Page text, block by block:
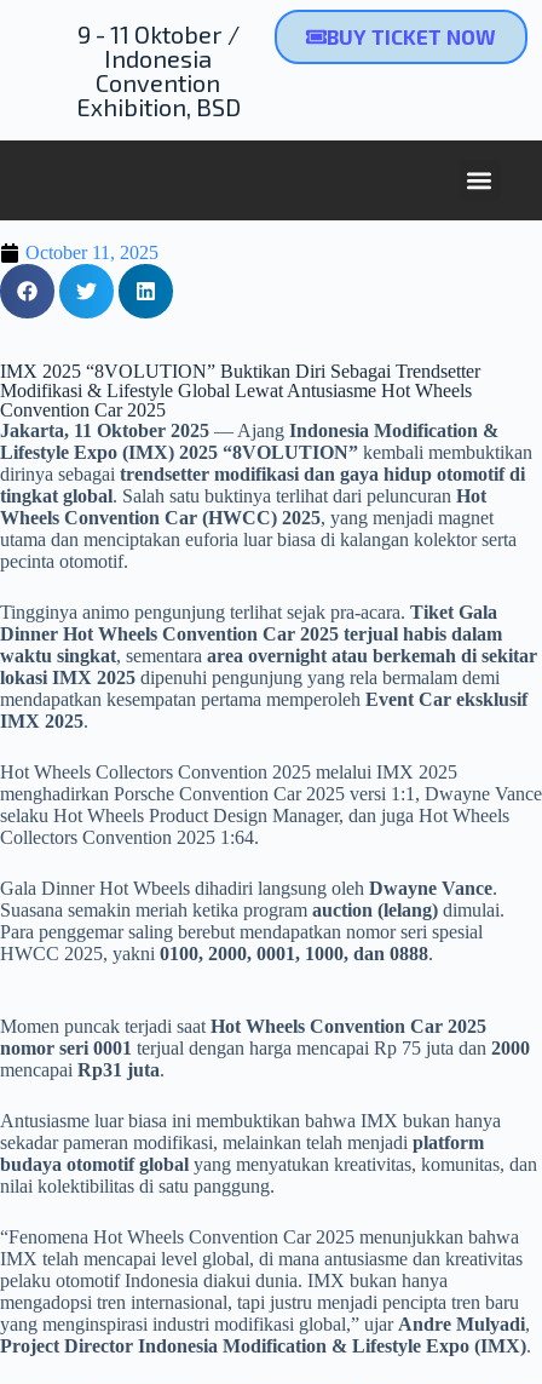
9 - 11 Oktober /
Indonesia
Convention
Exhibition, BSD
BUY TICKET NOW
October 11, 2025
IMX 2025 “8VOLUTION” Buktikan Diri Sebagai Trendsetter
Modifikasi & Lifestyle Global Lewat Antusiasme Hot Wheels
Convention Car 2025
Jakarta, 11 Oktober 2025 — Ajang Indonesia Modification &
Lifestyle Expo (IMX) 2025 “8VOLUTION” kembali membuktikan
dirinya sebagai trendsetter modifikasi dan gaya hidup otomotif di
tingkat global. Salah satu buktinya terlihat dari peluncuran Hot
Wheels Convention Car (HWCC) 2025, yang menjadi magnet
utama dan menciptakan euforia luar biasa di kalangan kolektor serta
pecinta otomotif.
Tingginya animo pengunjung terlihat sejak pra-acara. Tiket Gala
Dinner Hot Wheels Convention Car 2025 terjual habis dalam
waktu singkat, sementara area overnight atau berkemah di sekitar
lokasi IMX 2025 dipenuhi pengunjung yang rela bermalam demi
mendapatkan kesempatan pertama memperoleh Event Car eksklusif
IMX 2025.
Hot Wheels Collectors Convention 2025 melalui IMX 2025
menghadirkan Porsche Convention Car 2025 versi 1:1, Dwayne Vance
selaku Hot Wheels Product Design Manager, dan juga Hot Wheels
Collectors Convention 2025 1:64.
Gala Dinner Hot Wbeels dihadiri langsung oleh Dwayne Vance.
Suasana semakin meriah ketika program auction (lelang) dimulai.
Para penggemar saling berebut mendapatkan nomor seri spesial
HWCC 2025, yakni 0100, 2000, 0001, 1000, dan 0888.
Momen puncak terjadi saat Hot Wheels Convention Car 2025
nomor seri 0001 terjual dengan harga mencapai Rp 75 juta dan 2000
mencapai Rp31 juta.
Antusiasme luar biasa ini membuktikan bahwa IMX bukan hanya
sekadar pameran modifikasi, melainkan telah menjadi platform
budaya otomotif global yang menyatukan kreativitas, komunitas, dan
nilai kolektibilitas di satu panggung.
“Fenomena Hot Wheels Convention Car 2025 menunjukkan bahwa
IMX telah mencapai level global, di mana antusiasme dan kreativitas
pelaku otomotif Indonesia diakui dunia. IMX bukan hanya
mengadopsi tren internasional, tapi justru menjadi pencipta tren baru
yang menginspirasi industri modifikasi global,” ujar Andre Mulyadi,
Project Director Indonesia Modification & Lifestyle Expo (IMX).